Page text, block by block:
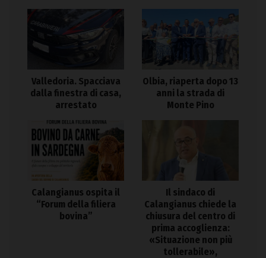
Valledoria. Spacciava
dalla finestra di casa,
arrestato
Olbia, riaperta dopo 13
anni la strada di
Monte Pino
Calangianus ospita il
“Forum della filiera
bovina”
Il sindaco di
Calangianus chiede la
chiusura del centro di
prima accoglienza:
«Situazione non più
tollerabile»,